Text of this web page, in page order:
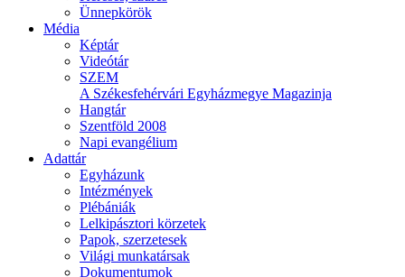
Ünnepkörök
Média
Képtár
Videótár
SZEM
A Székesfehérvári Egyházmegye Magazinja
Hangtár
Szentföld 2008
Napi evangélium
Adattár
Egyházunk
Intézmények
Plébániák
Lelkipásztori körzetek
Papok, szerzetesek
Világi munkatársak
Dokumentumok